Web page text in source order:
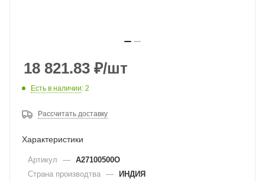
18 821.83 ₽/шт
Есть в наличии: 2
Рассчитать доставку
Характеристики
Артикул — A27100500O
Страна производтва — ИНДИЯ